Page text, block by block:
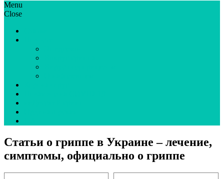
ГрипЮА: симптоми і лікування | Все про грип в Україні
Все про грип в Україні та Києві, профілактика грипу.
Menu
Close
Статьи о гриппе в Украине – лечение,
симптомы, официально о гриппе